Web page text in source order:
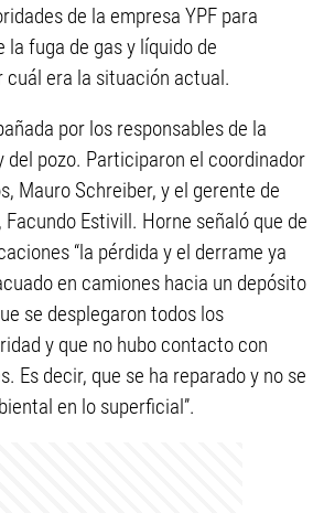
de la empresa YPF para
la fuga de gas y líquido de
cuál era la situación actual.
por los responsables de la
del pozo. Participaron el coordinador
Mauro Schreiber, y el gerente de
Facundo Estivill. Horne señaló que de
“la pérdida y el derrame ya
en camiones hacia un depósito
se desplegaron todos los
y que no hubo contacto con
Es decir, que se ha reparado y no se
en lo superficial”.